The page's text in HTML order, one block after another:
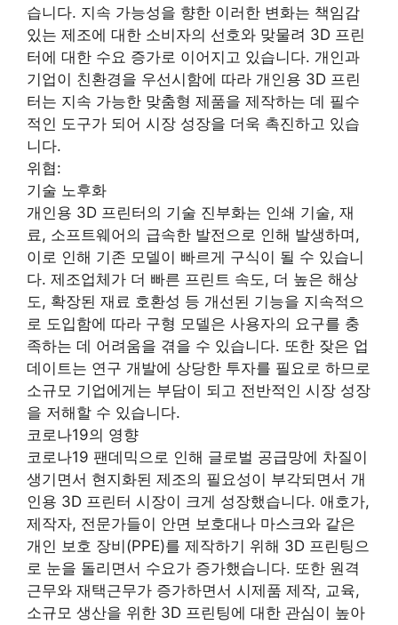
습니다. 지속 가능성을 향한 이러한 변화는 책임감
있는 제조에 대한 소비자의 선호와 맞물려 3D 프린
터에 대한 수요 증가로 이어지고 있습니다. 개인과
기업이 친환경을 우선시함에 따라 개인용 3D 프린
터는 지속 가능한 맞춤형 제품을 제작하는 데 필수
적인 도구가 되어 시장 성장을 더욱 촉진하고 있습
니다.
위협:
기술 노후화
개인용 3D 프린터의 기술 진부화는 인쇄 기술, 재
료, 소프트웨어의 급속한 발전으로 인해 발생하며,
이로 인해 기존 모델이 빠르게 구식이 될 수 있습니
다. 제조업체가 더 빠른 프린트 속도, 더 높은 해상
도, 확장된 재료 호환성 등 개선된 기능을 지속적으
로 도입함에 따라 구형 모델은 사용자의 요구를 충
족하는 데 어려움을 겪을 수 있습니다. 또한 잦은 업
데이트는 연구 개발에 상당한 투자를 필요로 하므로
소규모 기업에게는 부담이 되고 전반적인 시장 성장
을 저해할 수 있습니다.
코로나19의 영향
코로나19 팬데믹으로 인해 글로벌 공급망에 차질이
생기면서 현지화된 제조의 필요성이 부각되면서 개
인용 3D 프린터 시장이 크게 성장했습니다. 애호가,
제작자, 전문가들이 안면 보호대나 마스크와 같은
개인 보호 장비(PPE)를 제작하기 위해 3D 프린팅으
로 눈을 돌리면서 수요가 증가했습니다. 또한 원격
근무와 재택근무가 증가하면서 시제품 제작, 교육,
소규모 생산을 위한 3D 프린팅에 대한 관심이 높아